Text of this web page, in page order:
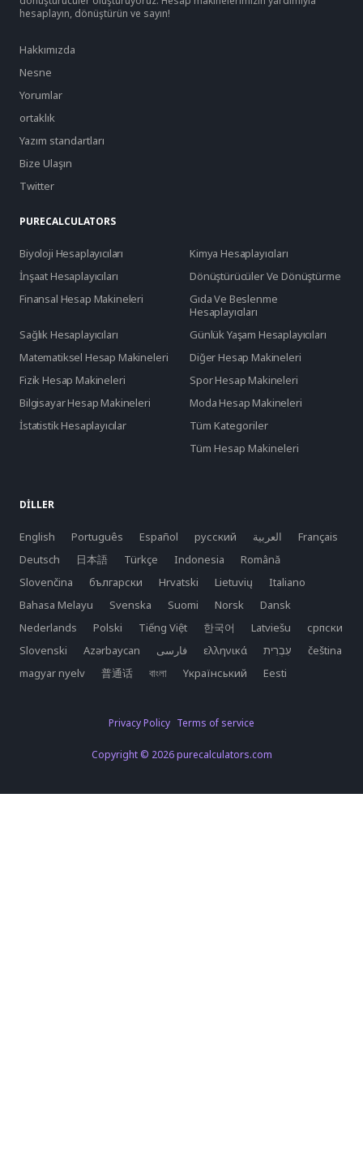
hesaplayın, dönüştürün ve sayın!
Hakkımızda
Nesne
Yorumlar
ortaklık
Yazım standartları
Bize Ulaşın
Twitter
PURECALCULATORS
Biyoloji Hesaplayıcıları
Kimya Hesaplayıcıları
İnşaat Hesaplayıcıları
Dönüştürücüler Ve Dönüştürme
Finansal Hesap Makineleri
Gıda Ve Beslenme
Hesaplayıcıları
Sağlık Hesaplayıcıları
Günlük Yaşam Hesaplayıcıları
Matematiksel Hesap Makineleri
Diğer Hesap Makineleri
Fizik Hesap Makineleri
Spor Hesap Makineleri
Bilgisayar Hesap Makineleri
Moda Hesap Makineleri
İstatistik Hesaplayıcılar
Tüm Kategoriler
Tüm Hesap Makineleri
DILLER
English Português Español русский العربية
Français
Deutsch
日本語 Türkçe Indonesia
Română
Slovenčina
български Hrvatski Lietuvių
Italiano
Bahasa Melayu
Svenska Suomi Norsk
Dansk
Nederlands
Polski Tiếng Việt 한국어 Latviešu
српски
Slovenski
Azərbaycan فارسی ελληνικά
čeština
magyar nyelv
普通话 বাংলা Yкраїнський Eesti
Privacy Policy Terms of service
Copyright © 2026 purecalculators.com